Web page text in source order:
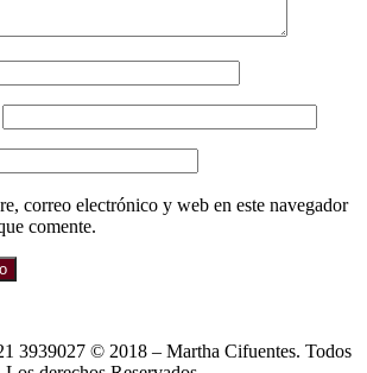
correo electrónico y web en este navegador
comente.
3939027 © 2018 – Martha Cifuentes. Todos